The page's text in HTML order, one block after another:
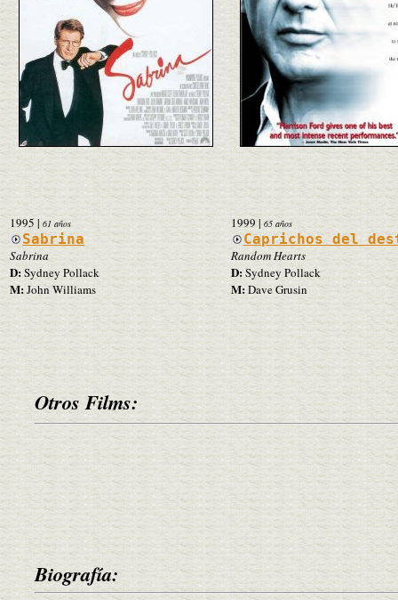
1995 | 61 años
Sabrina
Sabrina
D:Sydney Pollack
M:John Williams
1999 | 65 años
Caprichos del
Random Hearts
D:Sydney Pollack
M:Dave Grusin
Otros Films:
Biografía: